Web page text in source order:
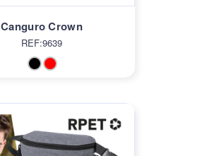
Canguro Crown
REF:9639